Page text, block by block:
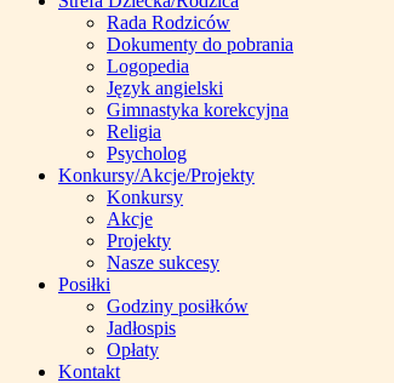
Rada Rodziców
Dokumenty do pobrania
Logopedia
Język angielski
Gimnastyka korekcyjna
Religia
Psycholog
Konkursy/Akcje/Projekty
Konkursy
Akcje
Projekty
Nasze sukcesy
Posiłki
Godziny posiłków
Jadłospis
Opłaty
Kontakt